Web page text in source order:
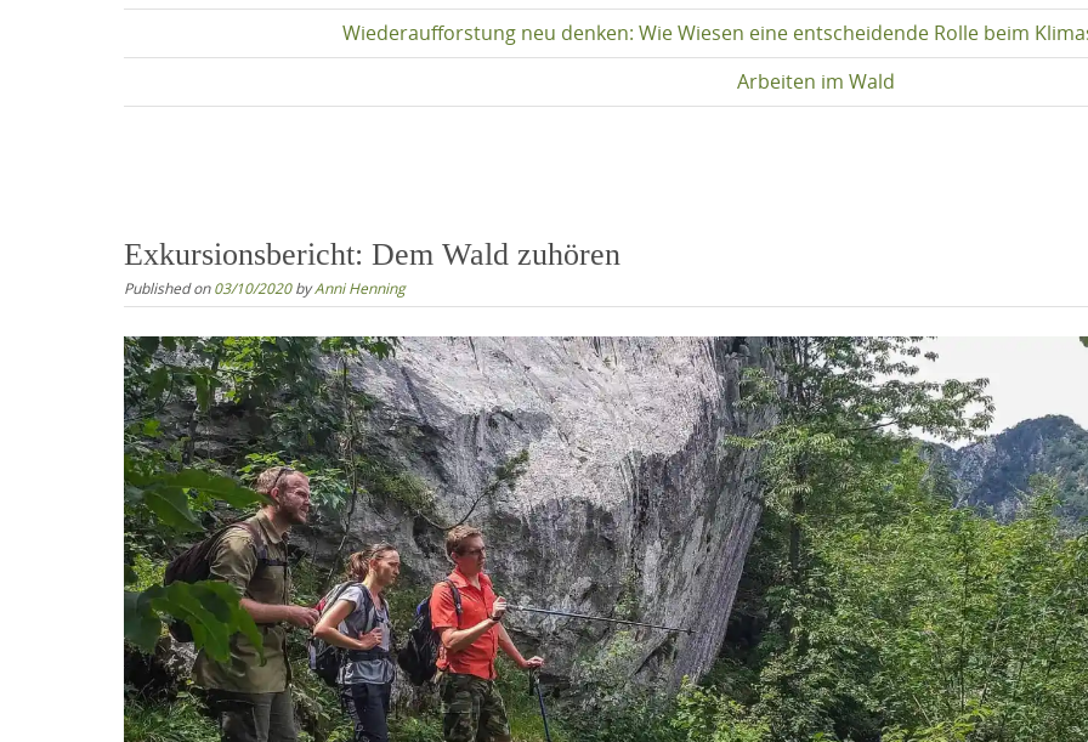
Wiederaufforstung neu denken: Wie Wiesen eine entscheidende Rolle beim
Arbeiten im Wald
Exkursionsbericht: Dem Wald zuhören
Published on03/10/2020byAnni Henning